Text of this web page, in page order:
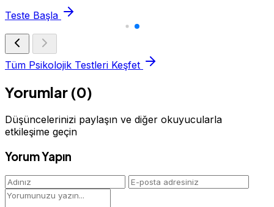
Teste Başla
Tüm Psikolojik Testleri Keşfet
Yorumlar (0)
Düşüncelerinizi paylaşın ve diğer okuyucularla
etkileşime geçin
Yorum Yapın